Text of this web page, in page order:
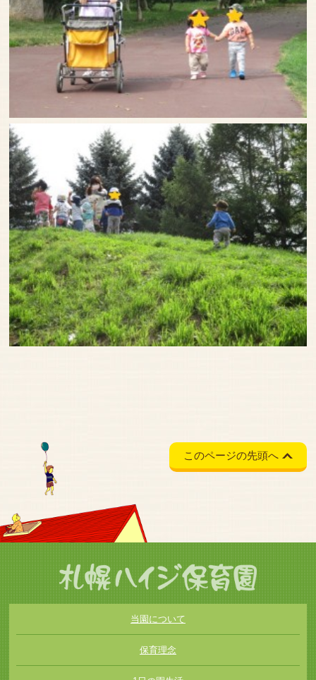
このページの先頭へ
当園について
保育理念